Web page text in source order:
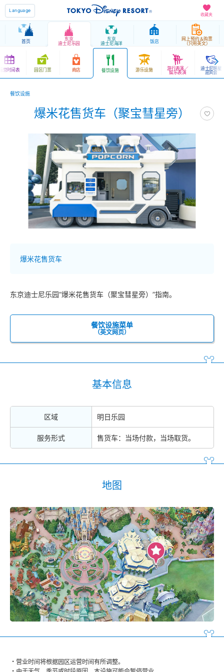
收藏夹
Language
首页 东京
迪士尼乐园
东京
迪士尼海洋 饭店 网上预约＆购票
（只用英文）
营时间表 园区门票 商店 餐饮设施 游乐设施 游行表演／
娱乐表演
迪士尼明星
迎宾会
餐饮设施
爆米花售货车（聚宝彗星旁）
爆米花售货车
东京迪士尼乐园“爆米花售货车（聚宝彗星旁）”指南。
餐饮设施菜单
（英文网页）
基本信息
区域 明日乐园
服务形式 售货车：当场付款，当场取货。
地图
营业时间将根据园区运营时间有所调整。